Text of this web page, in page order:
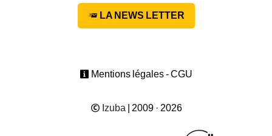
LA NEWS LETTER
Mentions légales - CGU
Izuba | 2009 · 2026